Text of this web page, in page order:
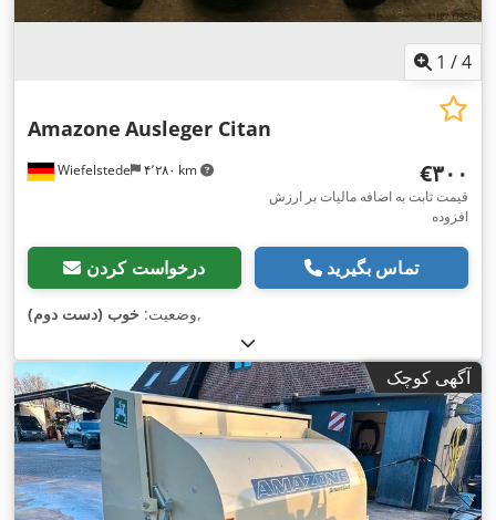
1 /4
Wiefelstede ۴٬۲۸۰ km
Amazone Ausleger Citan
‎€۳۰۰
قیمت ثابت به اضافه مالیات بر ارزش
افزوده
درخواست کردن تماس بگیرید
وضعیت: خوب (دست دوم) ,
آگهی کوچک